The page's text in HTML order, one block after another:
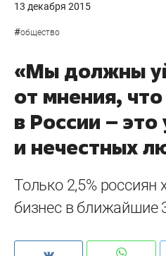
13 декабря 2015
#общество
«Мы должны
от мнения,
в России –
и нечестных
Только 2,5% россиян
бизнес в ближайшие